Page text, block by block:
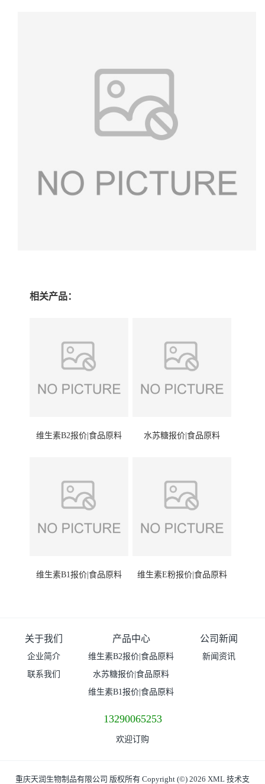
相关产品：
维生素B2报价|食品原料 水苏糖报价|食品原料
维生素B1报价|食品原料 维生素E粉报价|食品原料
关于我们
企业简介
联系我们
产品中心
维生素B2报价|食品原料
水苏糖报价|食品原料
维生素B1报价|食品原料
公司新闻
新闻资讯
13290065253
欢迎订购
重庆天润生物制品有限公司 版权所有 Copyright (©) 2026 XML 技术支